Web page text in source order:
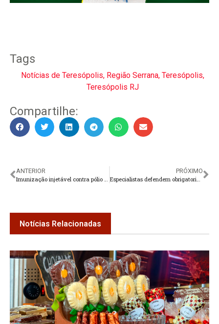
Tags
Notícias de Teresópolis, Região Serrana, Teresópolis,
Teresópolis RJ
Compartilhe:
ANTERIOR
Imunização injetável contra pólio vai substituir vacina da ‘gotinha’
PRÓXIMO
Especialistas defendem obrigatoriedade de diploma para jornalistas
Notícias Relacionadas